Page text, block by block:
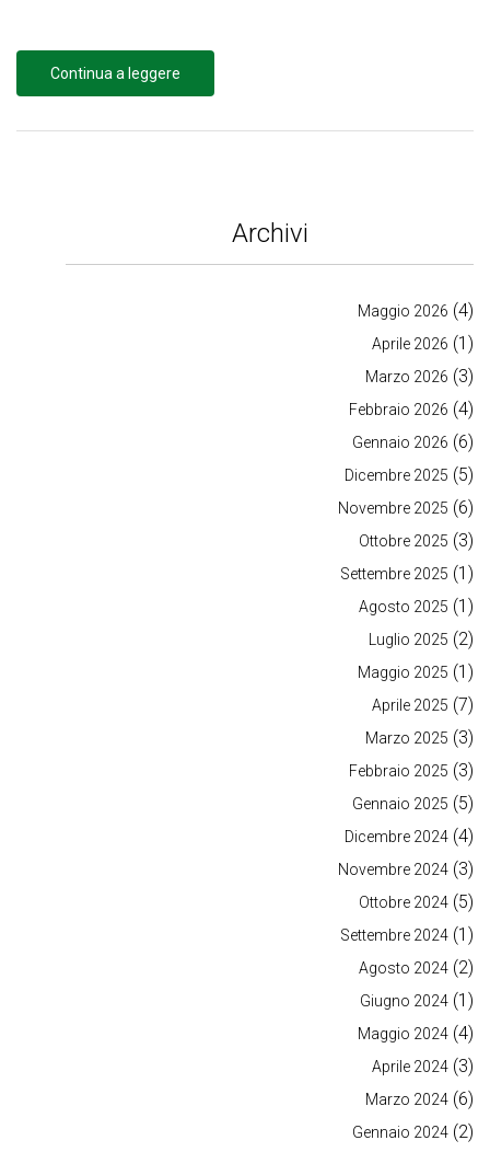
Continua a leggere
Archivi
Maggio 2026 (4)
Aprile 2026 (1)
Marzo 2026 (3)
Febbraio 2026 (4)
Gennaio 2026 (6)
Dicembre 2025 (5)
Novembre 2025 (6)
Ottobre 2025 (3)
Settembre 2025 (1)
Agosto 2025 (1)
Luglio 2025 (2)
Maggio 2025 (1)
Aprile 2025 (7)
Marzo 2025 (3)
Febbraio 2025 (3)
Gennaio 2025 (5)
Dicembre 2024 (4)
Novembre 2024 (3)
Ottobre 2024 (5)
Settembre 2024 (1)
Agosto 2024 (2)
Giugno 2024 (1)
Maggio 2024 (4)
Aprile 2024 (3)
Marzo 2024 (6)
Gennaio 2024 (2)